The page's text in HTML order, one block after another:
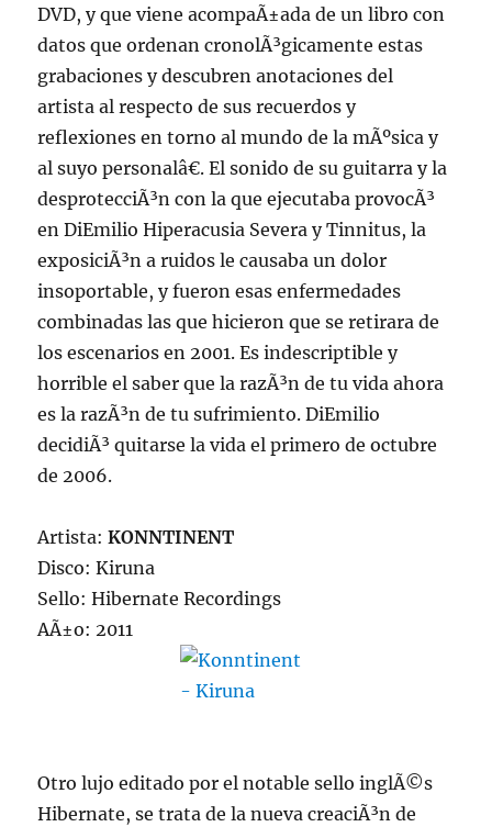
DVD, y que viene acompaÃ±ada de un libro con
datos que ordenan cronolÃ³gicamente estas
grabaciones y descubren anotaciones del
artista al respecto de sus recuerdos y
reflexiones en torno al mundo de la mÃºsica y
al suyo personalâ€. El sonido de su guitarra y la
desprotecciÃ³n con la que ejecutaba provocÃ³
en DiEmilio Hiperacusia Severa y Tinnitus, la
exposiciÃ³n a ruidos le causaba un dolor
insoportable, y fueron esas enfermedades
combinadas las que hicieron que se retirara de
los escenarios en 2001. Es indescriptible y
horrible el saber que la razÃ³n de tu vida ahora
es la razÃ³n de tu sufrimiento. DiEmilio
decidiÃ³ quitarse la vida el primero de octubre
de 2006.
Artista:KONNTINENT
Disco: Kiruna
Sello: Hibernate Recordings
AÃ±o: 2011
Otro lujo editado por el notable sello inglÃ©s
Hibernate, se trata de la nueva creaciÃ³n de